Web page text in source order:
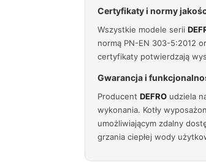
Certyfikaty i normy
Wszystkie modele serii
normą PN-EN 303-5:2012
certyfikaty potwierdzają
Gwarancja i
Producent DEFRO udziela
wykonania. Kotły
umożliwiającym zdalny
grzania ciepłej wody